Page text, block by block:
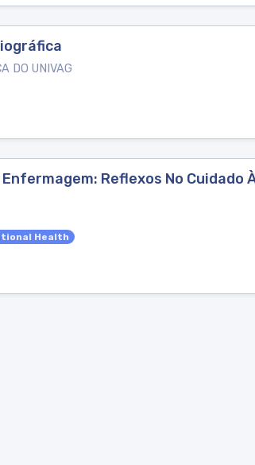
DO UNIVAG
Reflexos No
Health